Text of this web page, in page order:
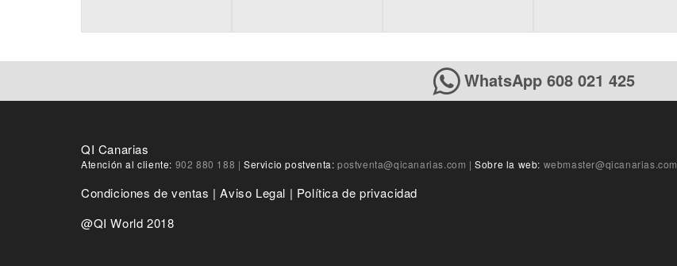
WhatsApp 608 021 425
QI Canarias
Atención al cliente: 902 880 188 | Servicio postventa:postventa@qicanarias.com | Sobre la web: webmaster@qicanarias.com
Condiciones de ventas |Aviso Legal | Política de privacidad
@QI World 2018